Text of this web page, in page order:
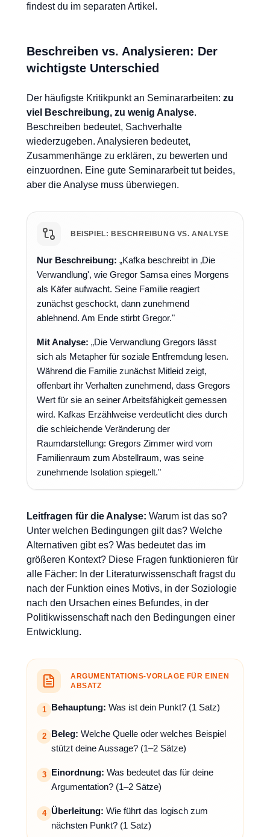
findest du im separaten Artikel.
Beschreiben vs. Analysieren: Der
wichtigste Unterschied
Der häufigste Kritikpunkt an Seminararbeiten: zu
viel Beschreibung, zu wenig Analyse.
Beschreiben bedeutet, Sachverhalte
wiederzugeben. Analysieren bedeutet,
Zusammenhänge zu erklären, zu bewerten und
einzuordnen. Eine gute Seminararbeit tut beides,
aber die Analyse muss überwiegen.
BEISPIEL: BESCHREIBUNG VS. ANALYSE
Nur Beschreibung: „Kafka beschreibt in ‚Die
Verwandlung', wie Gregor Samsa eines Morgens
als Käfer aufwacht. Seine Familie reagiert
zunächst geschockt, dann zunehmend
ablehnend. Am Ende stirbt Gregor."
Mit Analyse: „Die Verwandlung Gregors lässt
sich als Metapher für soziale Entfremdung lesen.
Während die Familie zunächst Mitleid zeigt,
offenbart ihr Verhalten zunehmend, dass Gregors
Wert für sie an seiner Arbeitsfähigkeit gemessen
wird. Kafkas Erzählweise verdeutlicht dies durch
die schleichende Veränderung der
Raumdarstellung: Gregors Zimmer wird vom
Familienraum zum Abstellraum, was seine
zunehmende Isolation spiegelt."
Leitfragen für die Analyse: Warum ist das so?
Unter welchen Bedingungen gilt das? Welche
Alternativen gibt es? Was bedeutet das im
größeren Kontext? Diese Fragen funktionieren für
alle Fächer: In der Literaturwissenschaft fragst du
nach der Funktion eines Motivs, in der Soziologie
nach den Ursachen eines Befundes, in der
Politikwissenschaft nach den Bedingungen einer
Entwicklung.
ARGUMENTATIONS-VORLAGE FÜR EINEN
ABSATZ
1 Behauptung: Was ist dein Punkt? (1 Satz)
2 Beleg: Welche Quelle oder welches Beispiel
stützt deine Aussage? (1–2 Sätze)
3 Einordnung: Was bedeutet das für deine
Argumentation? (1–2 Sätze)
4 Überleitung: Wie führt das logisch zum
nächsten Punkt? (1 Satz)